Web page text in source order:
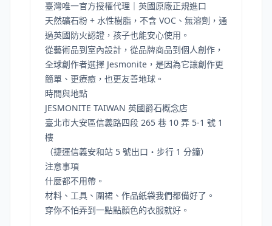
臺灣唯一官方授權代理｜英國原廠正規進口
天然礦石粉 + 水性樹脂，不含 VOC、無溶劑，通
過英國防火認證，孩子也能安心使用。
從藝術品到室內設計，從品牌商品到個人創作，
全球創作者選擇 Jesmonite，是因為它讓創作更
簡單、更療癒，也更友善地球。
時間與地點
JESMONITE TAIWAN 英國爵石概念店
臺北市大安區信義路四段 265 巷 10 弄 5-1 號 1
樓
（捷運信義安和站 5 號出口・步行 1 分鐘）
注意事項
什麼都不用帶。
材料、工具、圍裙、作品紙袋我們都備好了。
穿你不怕弄到一點點顏色的衣服就好。